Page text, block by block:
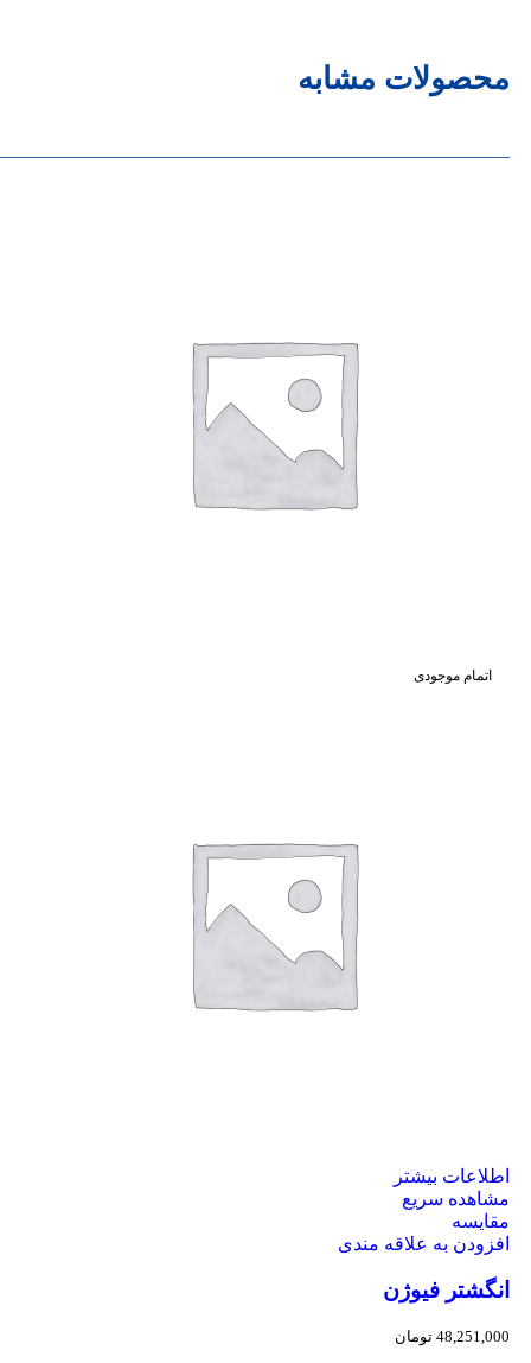
محصولات مشابه
اتمام موجودی
اطلاعات بیشتر
مشاهده سریع
مقایسه
افزودن به علاقه مندی
انگشتر فیوژن
48,251,000 تومان